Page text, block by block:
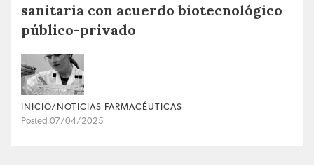
sanitaria con acuerdo biotecnológico
público-privado
INICIO/NOTICIAS FARMACÉUTICAS
Posted 07/04/2025